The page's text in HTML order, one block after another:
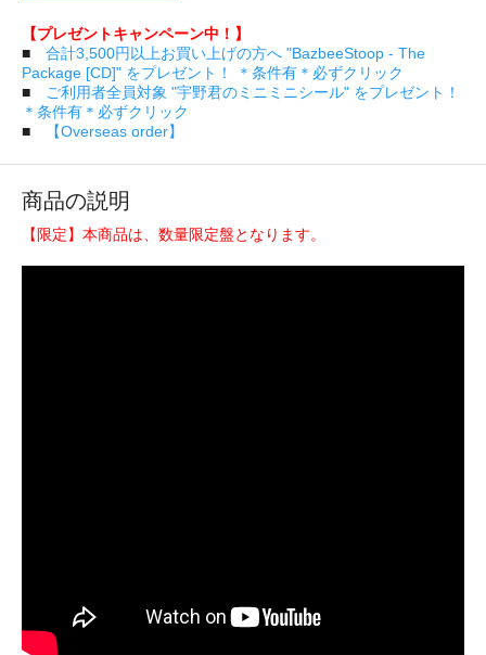
【プレゼントキャンペーン中！】
■ 合計3,500円以上お買い上げの方へ "BazbeeStoop - The
Package [CD]" をプレゼント！ ＊条件有＊必ずクリック
■
ご利用者全員対象 "宇野君のミニミニシール" をプレゼント！
＊条件有＊必ずクリック
■
【Overseas order】
商品の説明
【限定】本商品は、数量限定盤となります。